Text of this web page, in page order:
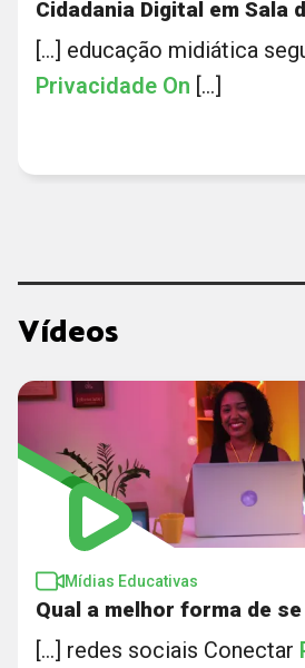
Cidadania Digital em Sala
[...] educação midiática
Privacidade On [...]
Vídeos
Mídias Educativas
Qual a melhor forma de
[...] redes sociais Conectar